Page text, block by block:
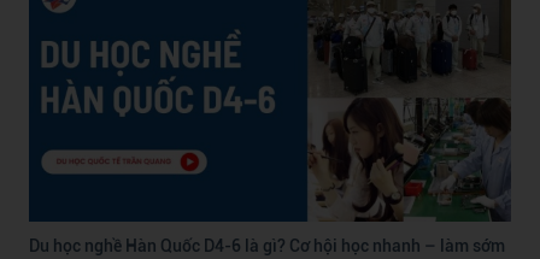
Du học nghề Hàn Quốc D4-6 là gì? Cơ hội học nhanh – làm sớm